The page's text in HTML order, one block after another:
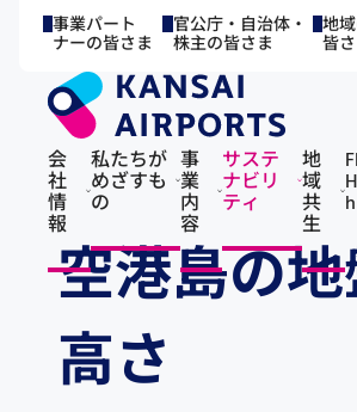
事業パート
ナーの皆さま
官公庁・自治体・
株主の皆さま
地
皆
会
社
情
報
私たちが
めざすも
の
事
業
内
容
サステ
ナビリ
ティ
地
域
共
生
h
空港島の
高さ